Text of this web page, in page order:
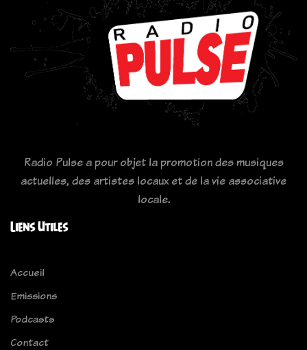
Radio Pulse a pour objet la promotion des musiques
actuelles, des artistes locaux et de la vie associative
locale.
Liens Utiles
Accueil
Emissions
Podcasts
Contact